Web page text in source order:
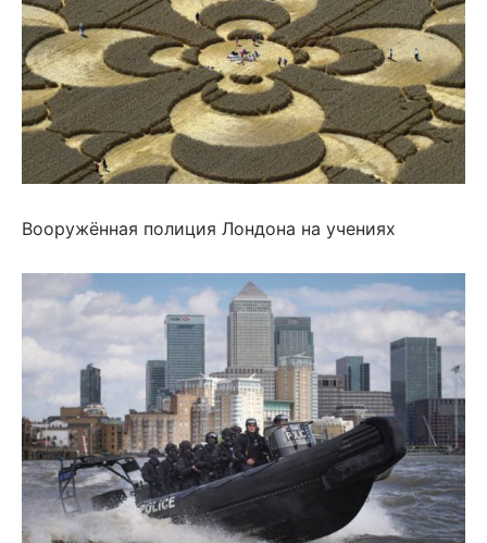
Вооружённая полиция Лондона на учениях